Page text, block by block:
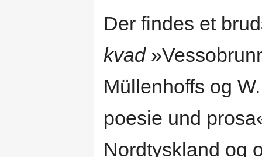
Der findes et
kvad
Müllenhoffs og
poesie und
Nordtyskland og